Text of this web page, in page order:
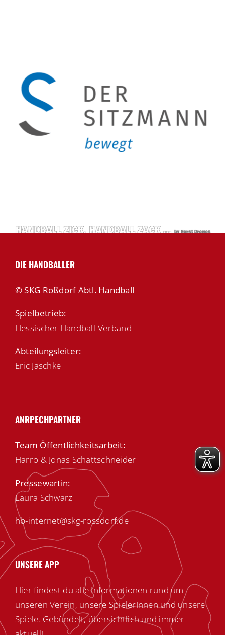
DIE HANDBALLER
© SKG Roßdorf Abtl. Handball
Spielbetrieb:
Hessischer Handball-Verband
Abteilungsleiter:
Eric Jaschke
ANRPECHPARTNER
Team Öffentlichkeitsarbeit:
Harro & Jonas Schattschneider
Pressewartin:
Laura Schwarz
hb-internet@skg-rossdorf.de
UNSERE APP
Hier findest du alle Informationen rund um
unseren Verein, unsere SpielerInnen und unsere
Spiele. Gebündelt, übersichtlich und immer